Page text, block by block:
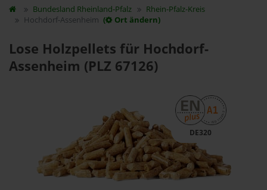
Bundesland Rheinland-Pfalz
Rhein-Pfalz-Kreis
Hochdorf-Assenheim ( Ort ändern)
Lose Holzpellets für Hochdorf-
Assenheim (PLZ 67126)
DE320